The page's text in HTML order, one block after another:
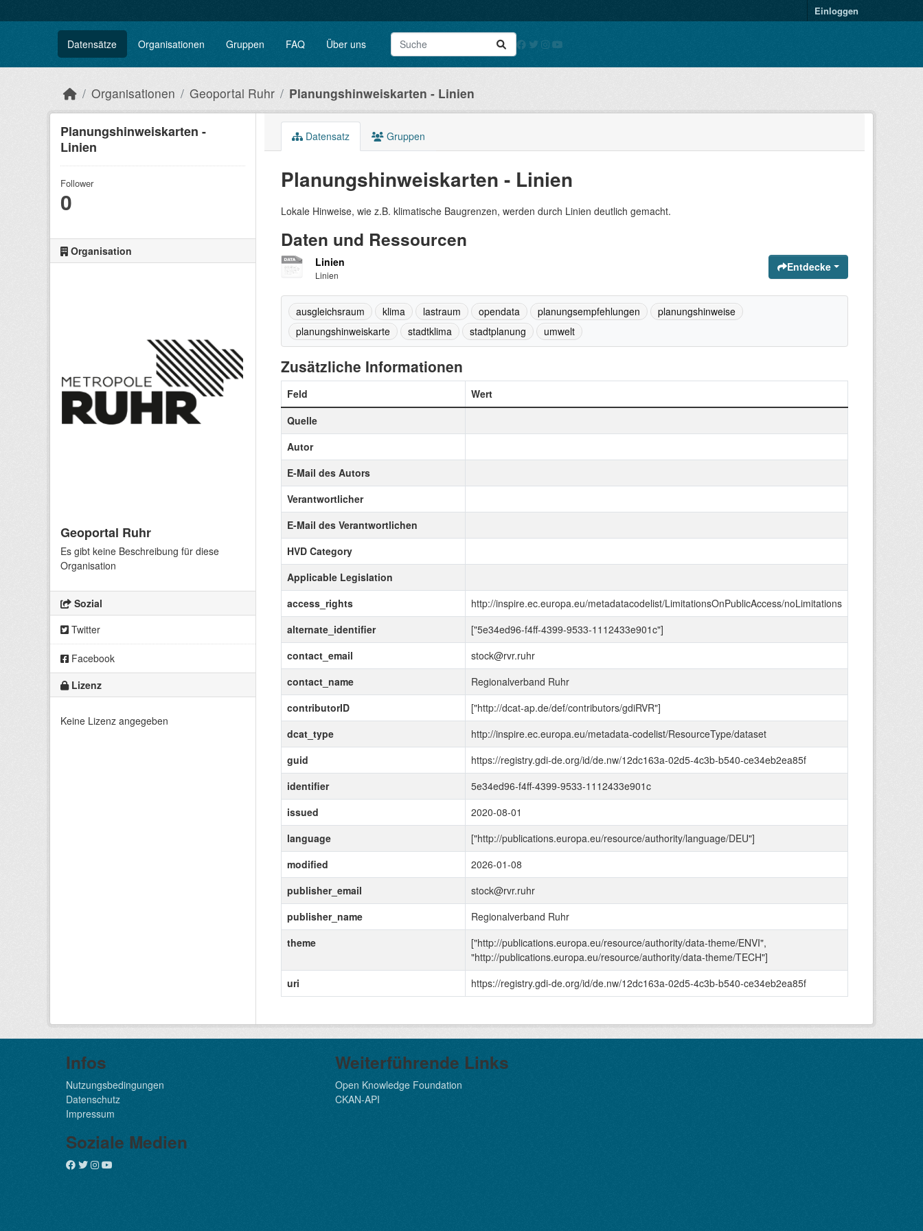
Einloggen
Datensätze Organisationen Gruppen FAQ Über uns
Organisationen Geoportal Ruhr Planungshinweiskarten - Linien
Planungshinweiskarten -
Linien
Follower
0
Organisation
Geoportal Ruhr
Es gibt keine Beschreibung für diese
Organisation
Sozial
Twitter
Facebook
Lizenz
Keine Lizenz angegeben
Datensatz Gruppen
Planungshinweiskarten - Linien
Lokale Hinweise, wie z.B. klimatische Baugrenzen, werden durch Linien deutlich gemacht.
Daten und Ressourcen
Linien
Linien
Entdecke
ausgleichsraum klima lastraum opendata planungsempfehlungen
planungshinweise
planungshinweiskarte
stadtklima stadtplanung umwelt
Zusätzliche Informationen
Feld
Wert
Quelle
Autor
E-Mail des Autors
Verantwortlicher
E-Mail des Verantwortlichen
HVD Category
Applicable Legislation
access_rights
http://inspire.ec.europa.eu/metadatacodelist/LimitationsOnPublicAccess/noLimitations
alternate_identifier
["5e34ed96-f4ff-4399-9533-1112433e901c"]
contact_email
stock@rvr.ruhr
contact_name
Regionalverband Ruhr
contributorID
["http://dcat-ap.de/def/contributors/gdiRVR"]
dcat_type
http://inspire.ec.europa.eu/metadata-codelist/ResourceType/dataset
guid
https://registry.gdi-de.org/id/de.nw/12dc163a-02d5-4c3b-b540-ce34eb2ea85f
identifier
5e34ed96-f4ff-4399-9533-1112433e901c
issued
2020-08-01
language
["http://publications.europa.eu/resource/authority/language/DEU"]
modified
2026-01-08
publisher_email
stock@rvr.ruhr
publisher_name
Regionalverband Ruhr
theme
["http://publications.europa.eu/resource/authority/data-theme/ENVI",
"http://publications.europa.eu/resource/authority/data-theme/TECH"]
uri
https://registry.gdi-de.org/id/de.nw/12dc163a-02d5-4c3b-b540-ce34eb2ea85f
Infos
Nutzungsbedingungen
Datenschutz
Impressum
Weiterführende Links
Open Knowledge Foundation
CKAN-API
Soziale Medien